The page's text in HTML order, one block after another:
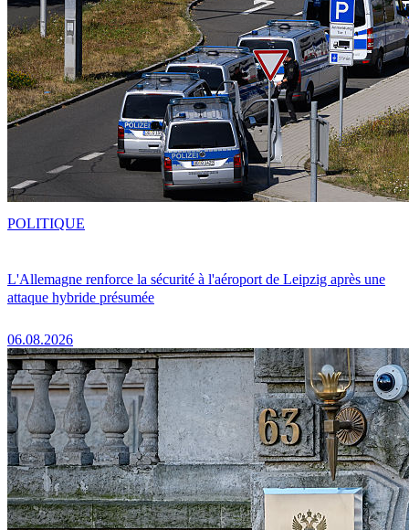
L'Allemagne renforce la sécurité à l'aéroport de Leipzig après une
attaque hybride présumée
06.08.2026
POLITIQUE